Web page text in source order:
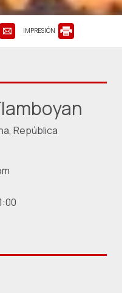
IMPRESIÓN
República